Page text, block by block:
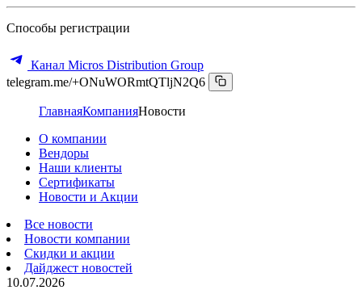
Способы регистрации
Канал Micros Distribution Group
telegram.me/+ONuWORmtQTljN2Q6
ГлавнаяКомпанияНовости
О компании
Вендоры
Наши клиенты
Сертификаты
Новости и Акции
Все новости
Новости компании
Скидки и акции
Дайджест новостей
10.07.2026